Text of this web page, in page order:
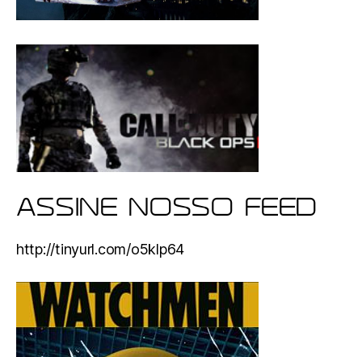
ASSINE NOSSO FEED
http://tinyurl.com/o5klp64